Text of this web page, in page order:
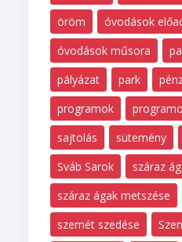
öröm
óvodások
óvodások műsora
pályázat
park
programok
sajtolás
sütemény
Sváb Sarok
száraz
száraz ágak metszése
szemét szedése